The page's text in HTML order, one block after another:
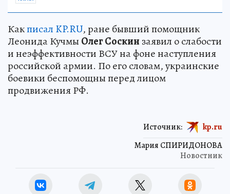
Какписал KP.RU, ране бывший помощник
Леонида Кучмы Олег Соскин заявил о слабости
и неэффективности ВСУ на фоне наступления
российской армии. По его словам, украинские
боевики беспомощны перед лицом
продвижения РФ.
Мария СПИРИДОНОВА
Новостник
Источник: kp.ru